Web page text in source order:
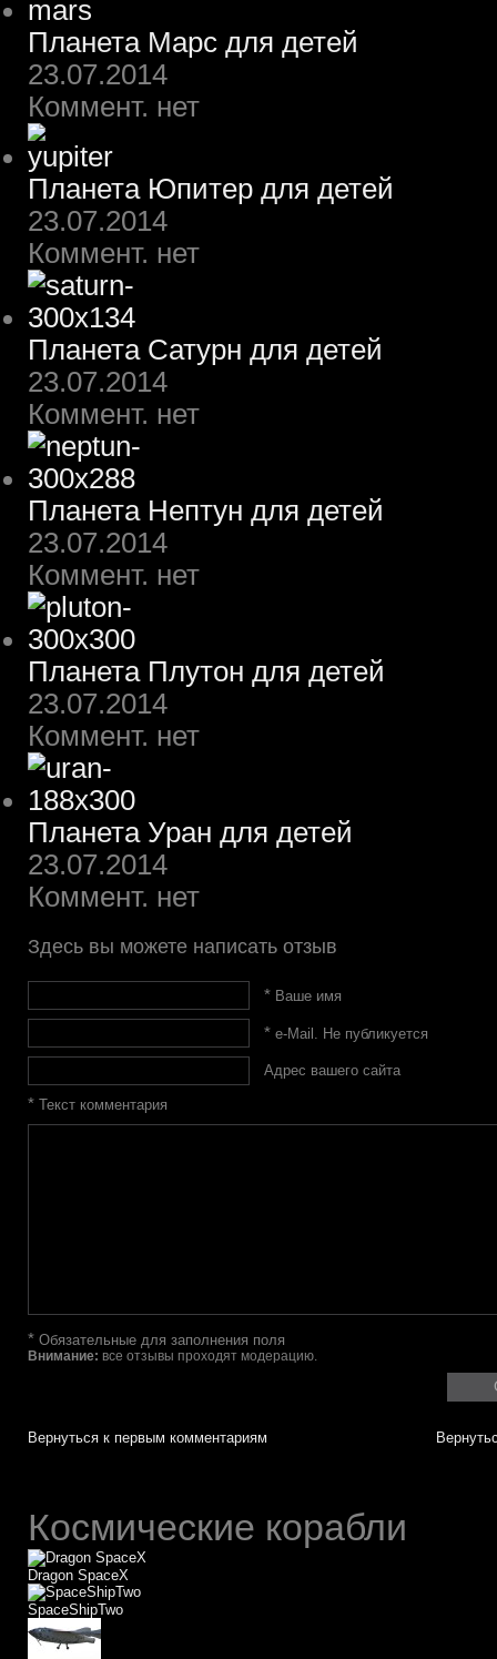
Планета Марс для детей
23.07.2014
Коммент. нет
Планета Юпитер для детей
23.07.2014
Коммент. нет
Планета Сатурн для детей
23.07.2014
Коммент. нет
Планета Нептун для детей
23.07.2014
Коммент. нет
Планета Плутон для детей
23.07.2014
Коммент. нет
Планета Уран для детей
23.07.2014
Коммент. нет
Здесь вы можете написать отзыв
*Ваше имя
*e-Mail. Не публикуется
Адрес вашего сайта
* Текст комментария
* Обязательные для заполнения поля
Внимание: все отзывы проходят модерацию.
Вернуться к первым комментариям
Космические корабли
Dragon SpaceX
SpaceShipTwo